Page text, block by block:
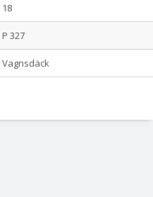
18
P 327
Vagnsdäck